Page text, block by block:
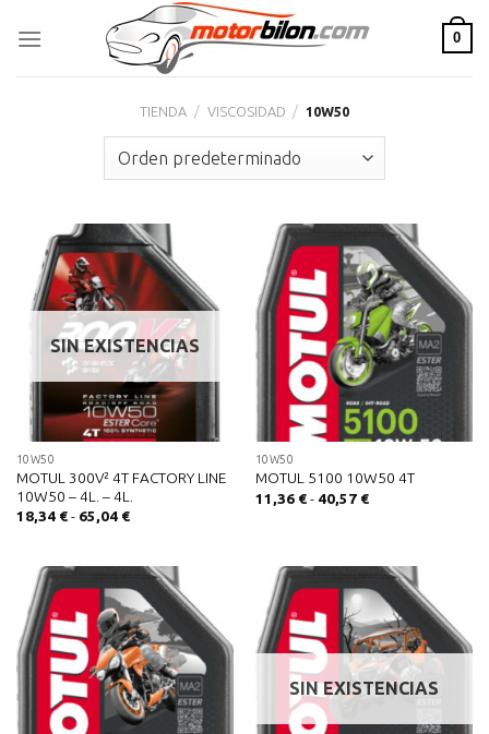
0
TIENDA / VISCOSIDAD / 10W50
SIN EXISTENCIAS
10W50
MOTUL 300V² 4T FACTORY LINE
10W50 – 4L. – 4L.
18,34 € - 65,04 €Rango
18,34 €
hasta
65,04 €
10W50
MOTUL 5100 10W50 4T
11,36 € - 40,57 €Rango
hasta
40,57 €
SIN EXISTENCIAS